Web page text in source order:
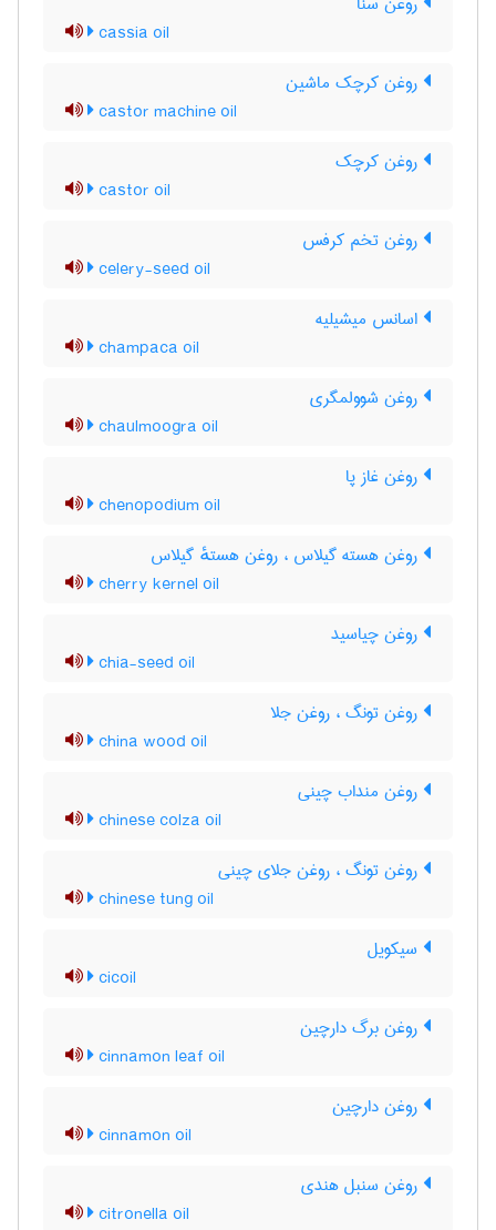
cassia oil
روغن کرچک ماشین
castor machine oil
روغن کرچک
castor oil
روغن تخم کرفس
celery-seed oil
اسانس میشیلیه
champaca oil
روغن شوولمگری
chaulmoogra oil
روغن غاز پا
chenopodium oil
روغن هسته گیلاس ، روغن هستهٔ گیلاس
cherry kernel oil
روغن چیاسید
chia-seed oil
روغن تونگ ، روغن جلا
china wood oil
روغن منداب چینی
chinese colza oil
روغن تونگ ، روغن جلای چینی
chinese tung oil
سیکویل
cicoil
روغن برگ دارچین
cinnamon leaf oil
روغن دارچین
cinnamon oil
روغن سنبل هندی
citronella oil